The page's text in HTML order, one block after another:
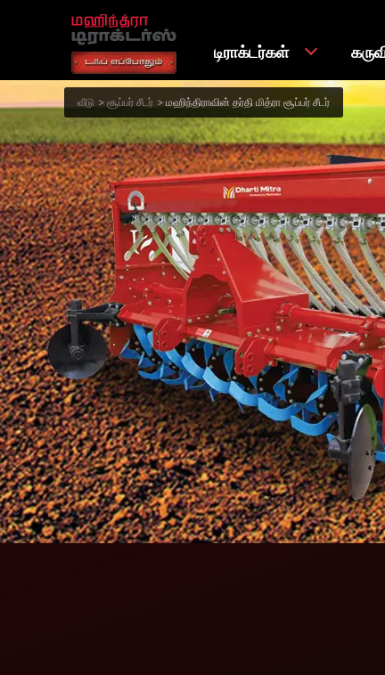
டிராக்டர்கள்
வீடு சூப்பர் சீடர் மஹிந்திராவின் தர்தி மித்ரா சூப்பர் சீடர்